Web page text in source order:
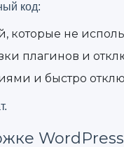
код:
которые не
плагинов и
и быстро